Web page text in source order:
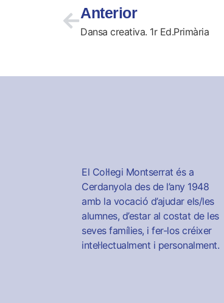
Anterior
Dansa creativa. 1r Ed.Primària
El Col·legi Montserrat és a
Cerdanyola des de l’any 1948
amb la vocació d’ajudar els/les
alumnes, d’estar al costat de les
seves famílies, i fer-los créixer
intel·lectualment i personalment.